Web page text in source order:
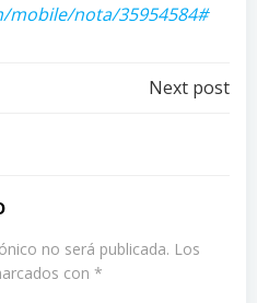
nota/35954584#
Next post
no será publicada. Los
con *